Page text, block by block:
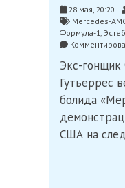
28 мая, 20:20
Mercedes-
Формула-1
Экс-
Гутьеррес
болида
США на